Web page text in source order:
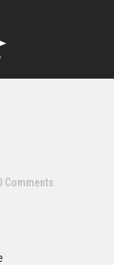
Comments